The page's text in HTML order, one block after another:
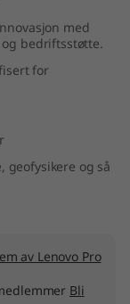
med
bedriftsstøtte.
for
geofysikere og så
av Lenovo Pro
Bli